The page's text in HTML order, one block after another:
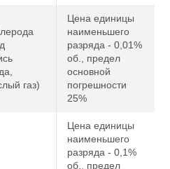
газ)
Цена единицы
наименьшего
разряда - 0,01%
об., предел
основной
погрешности
25%
Цена единицы
наименьшего
разряда - 0,1%
об., предел